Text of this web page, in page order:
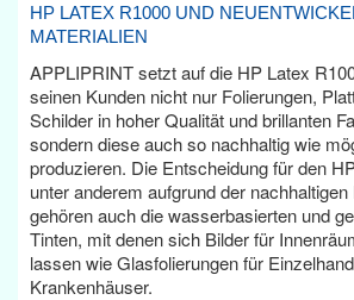
HP LATEX R1000 UND
MATERIALIEN
APPLIPRINT setzt auf die HP Latex
seinen Kunden nicht nur Folierungen,
Schilder in hoher Qualität und brillanten
sondern diese auch so nachhaltig wie
produzieren. Die Entscheidung für den
unter anderem aufgrund der
gehören auch die wasserbasierten und
Tinten, mit denen sich Bilder für
lassen wie Glasfolierungen für
Krankenhäuser.